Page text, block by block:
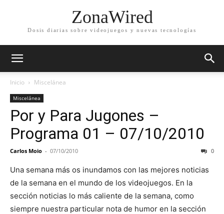
ZonaWired
Dosis diarias sobre videojuegos y nuevas tecnologías
Inicio Miscelánea
Miscelánea
Por y Para Jugones –
Programa 01 – 07/10/2010
Carlos Moio - 07/10/2010 0
Una semana más os inundamos con las mejores noticias
de la semana en el mundo de los videojuegos. En la
sección noticias lo más caliente de la semana, como
siempre nuestra particular nota de humor en la sección